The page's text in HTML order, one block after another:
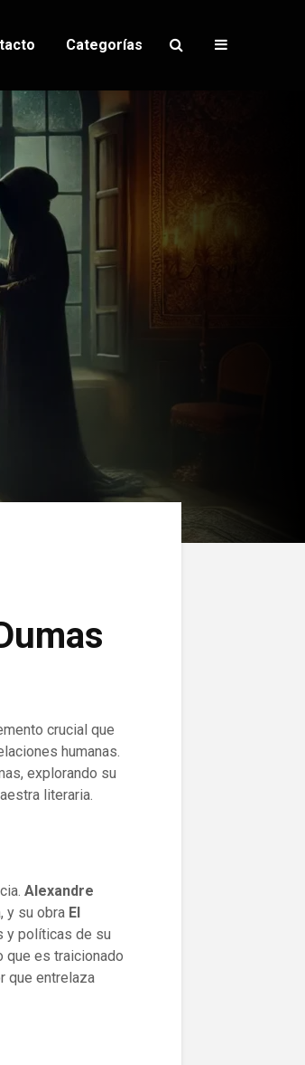
Categorías
crucial que
humanas.
explorando su
literaria.
Alexandre
y su obra El
y políticas de su
que es traicionado
que entrelaza